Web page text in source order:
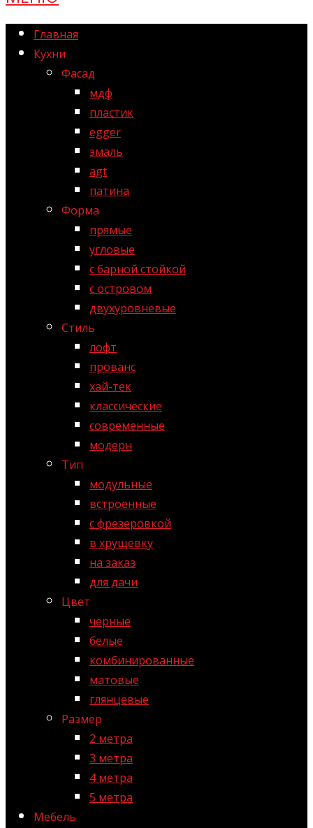
Главная
Кухни
Фасад
мдф
пластик
egger
эмаль
agt
патина
Форма
прямые
угловые
с барной стойкой
с островом
двухуровневые
Стиль
лофт
прованс
хай-тек
классические
современные
модерн
Тип
модульные
встроенные
с фрезеровкой
в хрущевку
на заказ
для дачи
Цвет
черные
белые
комбинированные
матовые
глянцевые
Размер
2 метра
3 метра
4 метра
5 метра
Мебель